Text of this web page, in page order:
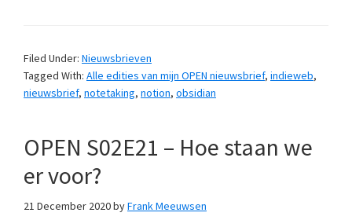
Filed Under: Nieuwsbrieven
Tagged With: Alle edities van mijn OPEN nieuwsbrief, indieweb,
nieuwsbrief, notetaking, notion, obsidian
OPEN S02E21 – Hoe staan we
er voor?
21 December 2020byFrank Meeuwsen